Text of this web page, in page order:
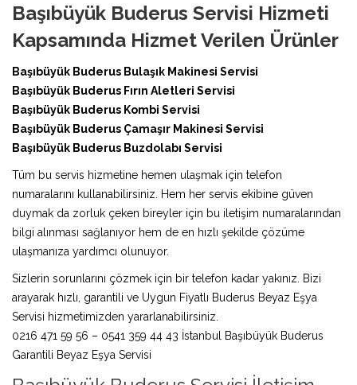
Başıbüyük Buderus Servisi Hizmeti
Kapsamında Hizmet Verilen Ürünler
Başıbüyük Buderus Bulaşık Makinesi Servisi
Başıbüyük Buderus Fırın Aletleri Servisi
Başıbüyük Buderus Kombi Servisi
Başıbüyük Buderus Çamaşır Makinesi Servisi
Başıbüyük Buderus Buzdolabı Servisi
Tüm bu servis hizmetine hemen ulaşmak için telefon
numaralarını kullanabilirsiniz. Hem her servis ekibine güven
duymak da zorluk çeken bireyler için bu iletişim numaralarından
bilgi alınması sağlanıyor hem de en hızlı şekilde çözüme
ulaşmanıza yardımcı olunuyor.
Sizlerin sorunlarını çözmek için bir telefon kadar yakınız. Bizi
arayarak hızlı, garantili ve Uygun Fiyatlı Buderus Beyaz Eşya
Servisi hizmetimizden yararlanabilirsiniz.
0216 471 59 56 – 0541 359 44 43 İstanbul Başıbüyük Buderus
Garantili Beyaz Eşya Servisi